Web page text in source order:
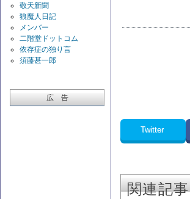
敬天新聞
狼魔人日記
メンバー
二階堂ドットコム
依存症の独り言
須藤甚一郎
広 告
Twitter
関連記事